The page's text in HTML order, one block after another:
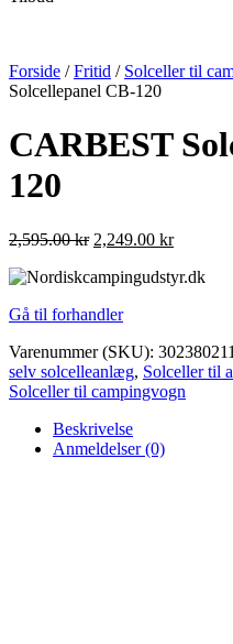
Forside /Fritid / Solceller til
Solcellepanel CB-120
CARBEST
120
2,595.00kr 2,249.00 kr
Gå til forhandler
Varenummer (SKU):
selv solcelleanlæg, Solceller til
Solceller til campingvogn
Beskrivelse
Anmeldelser (0)